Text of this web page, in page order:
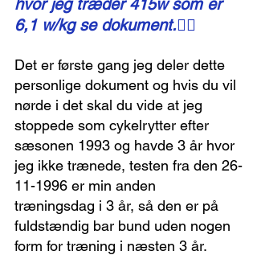
6,1 w/kg se dokument.👇🏻
Det er første gang jeg deler dette
personlige dokument og hvis du vil
nørde i det skal du vide at jeg
stoppede som cykelrytter efter
sæsonen 1993 og havde 3 år hvor
jeg ikke trænede, testen fra den 26-
11-1996 er min anden
træningsdag i 3 år, så den er på
fuldstændig bar bund uden nogen
form for træning i næsten 3 år.